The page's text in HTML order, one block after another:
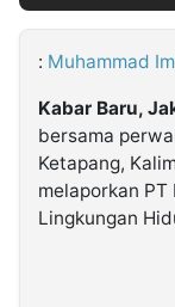
Kabarbaru.co
2026
: Muhammad
Kabar Baru,
bersama
Ketapang,
melaporkan
Lingkungan